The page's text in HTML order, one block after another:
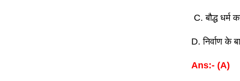
C. बौद्ध धर्म
D. निर्वाण के
Ans:- (A)